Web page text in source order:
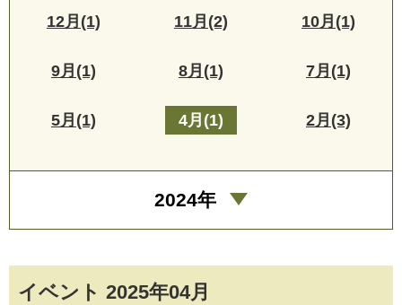
イベント 2025年04月
12月(1) 11月(2) 10月(1)
9月(1) 8月(1) 7月(1)
5月(1) 4月(1) 2月(3)
2024年